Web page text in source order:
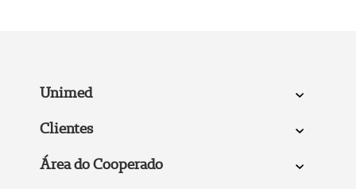
Unimed
Clientes
Área do Cooperado